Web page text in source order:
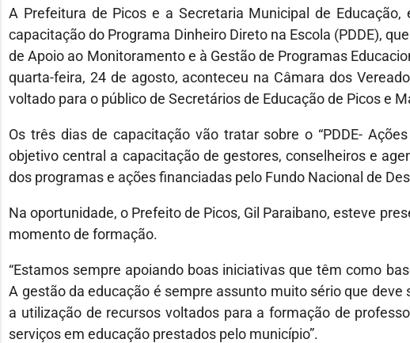
A Prefeitura de Picos e a Secretaria Municipal de
capacitação do Programa Dinheiro Direto na Escola (PDDE),
de Apoio ao Monitoramento e à Gestão de Programas
quarta-feira, 24 de agosto, aconteceu na Câmara dos
voltado para o público de Secretários de Educação de Picos e
Os três dias de capacitação vão tratar sobre o “PDDE-
objetivo central a capacitação de gestores, conselheiros e
dos programas e ações financiadas pelo Fundo Nacional de
Na oportunidade, o Prefeito de Picos, Gil Paraibano, esteve
momento de formação.
“Estamos sempre apoiando boas iniciativas que têm como
A gestão da educação é sempre assunto muito sério que
a utilização de recursos voltados para a formação de
serviços em educação prestados pelo município”.